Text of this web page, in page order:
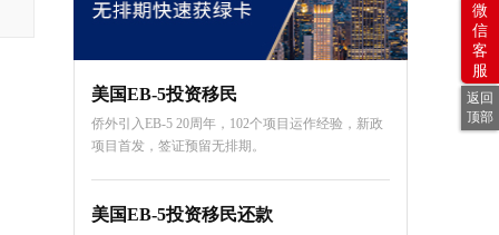
美国EB-5投资移民
侨外引入EB-5 20周年，102个项目运作经验，新政
项目首发，签证预留无排期。
美国EB-5投资移民还款
微
信
客
服
返回
顶部